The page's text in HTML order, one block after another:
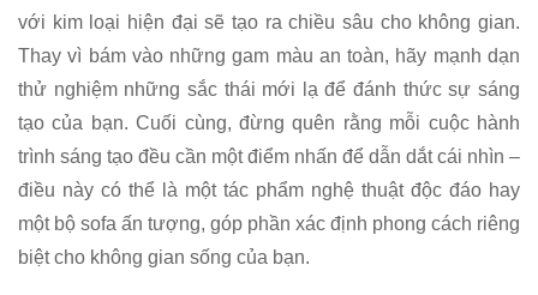
với kim loại hiện đại sẽ tạo ra chiều sâu cho không gian.
Thay vì bám vào những gam màu an toàn, hãy mạnh dạn
thử nghiệm những sắc thái mới lạ để đánh thức sự sáng
tạo của bạn. Cuối cùng, đừng quên rằng mỗi cuộc hành
trình sáng tạo đều cần một điểm nhấn để dẫn dắt cái nhìn –
điều này có thể là một tác phẩm nghệ thuật độc đáo hay
một bộ sofa ấn tượng, góp phần xác định phong cách riêng
biệt cho không gian sống của bạn.